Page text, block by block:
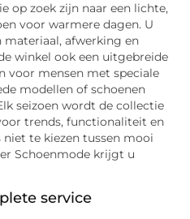
op zoek zijn naar een lichte,
voor warmere dagen. U
afwerking en
winkel ook een uitgebreide
voor mensen met speciale
modellen of schoenen
seizoen wordt de collectie
trends, functionaliteit en
te kiezen tussen mooi
Schoenmode krijgt u
service